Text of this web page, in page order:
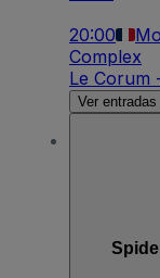
20:00
Complex
Le Corum
Ver entradas